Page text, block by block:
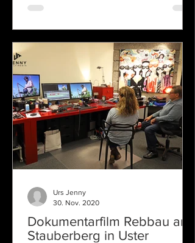
Dokumentarfilm Rebbau am
Stauberberg in Uster
Urs Jenny
30. Nov. 2020